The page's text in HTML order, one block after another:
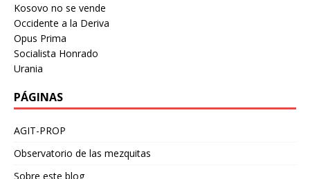
Kosovo no se vende
Occidente a la Deriva
Opus Prima
Socialista Honrado
Urania
PÁGINAS
AGIT-PROP
Observatorio de las mezquitas
Sobre este blog